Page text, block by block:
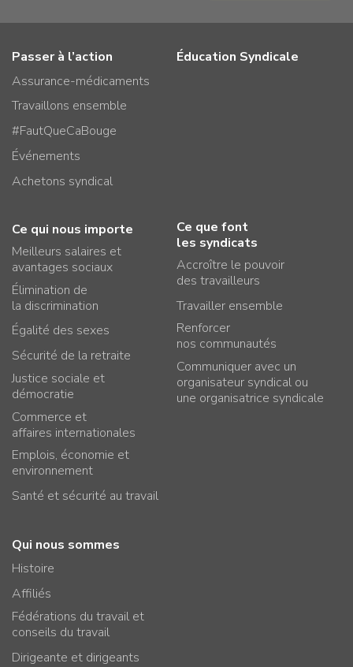
Passer à l’action
Assurance-médicaments
Travaillons ensemble
#FautQueCaBouge
Événements
Achetons syndical
Éducation Syndicale
Ce qui nous importe
Meilleurs salaires et
avantages sociaux
Élimination de
la discrimination
Égalité des sexes
Sécurité de la retraite
Justice sociale et
démocratie
Commerce et
affaires internationales
Emplois, économie et
environnement
Santé et sécurité au travail
Ce que font
les syndicats
Accroître le pouvoir
des travailleurs
Travailler ensemble
Renforcer
nos communautés
Communiquer avec un
organisateur syndical ou
une organisatrice syndicale
Qui nous sommes
Histoire
Affiliés
Fédérations du travail et
conseils du travail
Dirigeante et dirigeants